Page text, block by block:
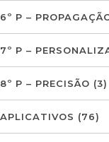
6º P –
7º P –
8º P – PRECISÃO (3)
APLICATIVOS (76)